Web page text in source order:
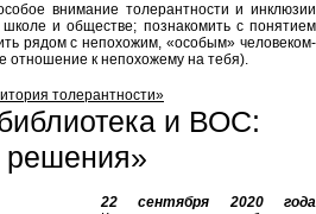
внимание толерантности и инклюзии
и обществе; познакомить с понятием
рядом с непохожим, «особым» человеком-
отношение к непохожему на тебя).
толерантности»
и ВОС:
решения»
22 сентября 2020 года